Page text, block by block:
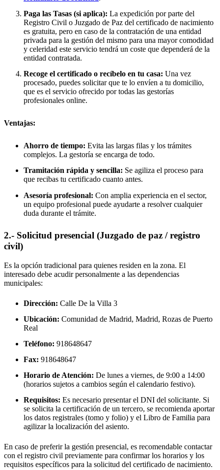
Paga las Tasas (si aplica): La expedición por parte del
Registro Civil o Juzgado de Paz del certificado de nacimiento
es gratuita, pero en caso de la contratación de una entidad
privada para la gestión del mismo para una mayor comodidad
y celeridad este servicio tendrá un coste que dependerá de la
entidad contratada.
Recoge el certificado o recíbelo en tu casa: Una vez
procesado, puedes solicitar que te lo envíen a tu domicilio,
que es el servicio ofrecido por todas las gestorías
profesionales online.
Ventajas:
Ahorro de tiempo: Evita las largas filas y los trámites
complejos. La gestoría se encarga de todo.
Tramitación rápida y sencilla: Se agiliza el proceso para
que recibas tu certificado cuanto antes.
Asesoría profesional: Con amplia experiencia en el sector,
un equipo profesional puede ayudarte a resolver cualquier
duda durante el trámite.
2.- Solicitud presencial (Juzgado de paz / registro
civil)
Es la opción tradicional para quienes residen en la zona. El
interesado debe acudir personalmente a las dependencias
municipales:
Dirección: Calle De la Villa 3
Ubicación: Comunidad de Madrid, Madrid, Rozas de Puerto
Real
Teléfono: 918648647
Fax: 918648647
Horario de Atención: De lunes a viernes, de 9:00 a 14:00
(horarios sujetos a cambios según el calendario festivo).
Requisitos: Es necesario presentar el DNI del solicitante. Si
se solicita la certificación de un tercero, se recomienda aportar
los datos registrales (tomo y folio) y el Libro de Familia para
agilizar la localización del asiento.
En caso de preferir la gestión presencial, es recomendable contactar
con el registro civil previamente para confirmar los horarios y los
requisitos específicos para la solicitud del certificado de nacimiento.